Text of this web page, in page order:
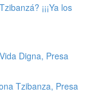
¡¡¡Ya los
Digna, Presa
Tzibanza, Presa